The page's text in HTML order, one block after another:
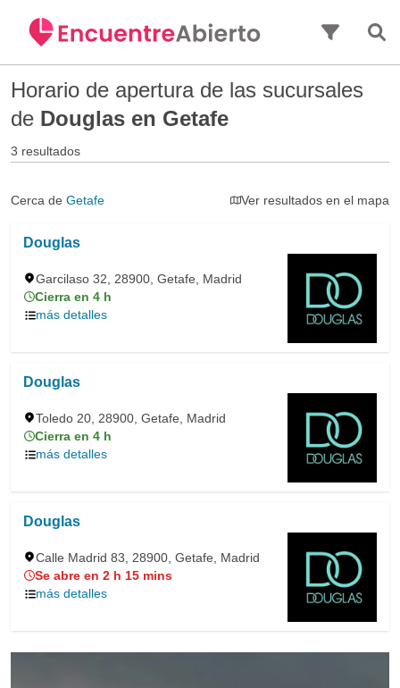
Horario de apertura de las sucursales
de Douglas en Getafe
3 resultados
Cerca de Getafe Ver resultados en el mapa
Douglas
Garcilaso 32, 28900, Getafe, Madrid
Cierra en 4 h
más detalles
Douglas
Toledo 20, 28900, Getafe, Madrid
Cierra en 4 h
más detalles
Douglas
Calle Madrid 83, 28900, Getafe, Madrid
Se abre en 2 h 15 mins
más detalles